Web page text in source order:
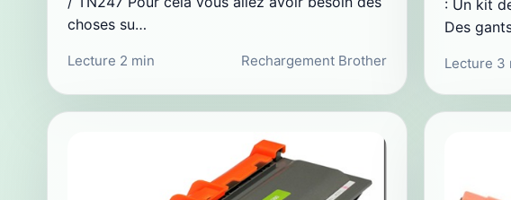
choses su…
Lecture 2 min Rechargement Brother
: Un kit
Des
Lecture 3